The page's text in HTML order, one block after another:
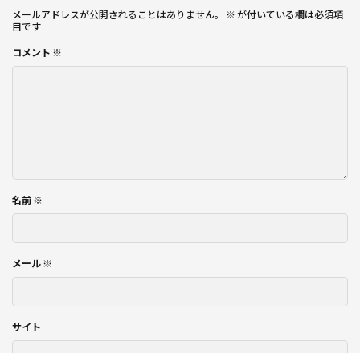
メールアドレスが公開されることはありません。 ※ が付いている欄は必須項
目です
コメント ※
名前 ※
メール ※
サイト